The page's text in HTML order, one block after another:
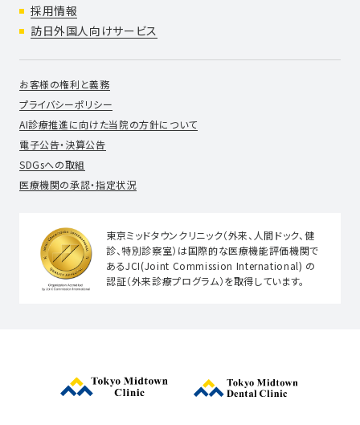
採用情報
訪日外国人向けサービス
お客様の権利と義務
プライバシーポリシー
AI診療推進に向けた当院の方針について
電子公告・決算公告
SDGsへの取組
医療機関の承認・指定状況
東京ミッドタウンクリニック（外来、人間ドック、健
診、特別診察室）は国際的な医療機能評価機関で
あるJCI(Joint Commission International) の
認証（外来診療プログラム）を取得しています。